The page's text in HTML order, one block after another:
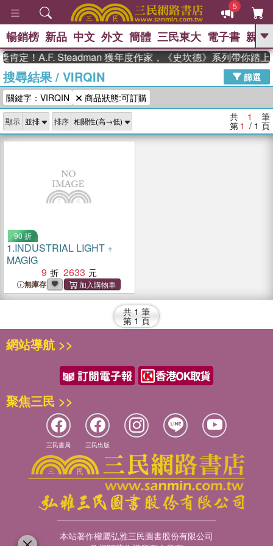
5
GO
The Odyssey 、
如果歷史是一群喵 、 國際布克獎 臺灣
漫遊錄 、
代 、 數學女孩：黎曼猜想 、 偉大的
迷走神經
暢銷榜 新品 中文 外文 簡體 三民東大 電子書 親子
肯定！A.F. Steadman 獲年度作家，《史坎德》系列帶你踏上
搜尋結果/ VIRQIN
篩選
關鍵字：VIRQIN
商品狀態:可訂購
顯示 排序 共 1 筆
第 1 / 1 頁
90 折
1.INDUSTRIAL LIGHT +
MAGIG
9
2633
無庫存
共 1 筆
第 1 頁
網站導航 >>
聚焦三民 >>
三民書局 三民出版
本站著作權屬弘雅三民圖書股份有限公司